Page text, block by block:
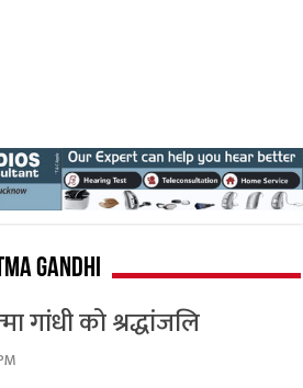
Gandhi
गांधी को श्रद्धांजलि